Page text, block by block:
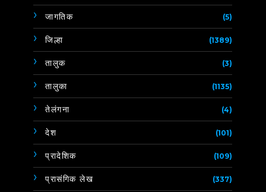
जागतिक (5)
जिल्हा (1389)
तालुक (3)
तालुका (1135)
तेलंगना (4)
देश (101)
प्रादेशिक (109)
प्रासंगिक लेख (337)